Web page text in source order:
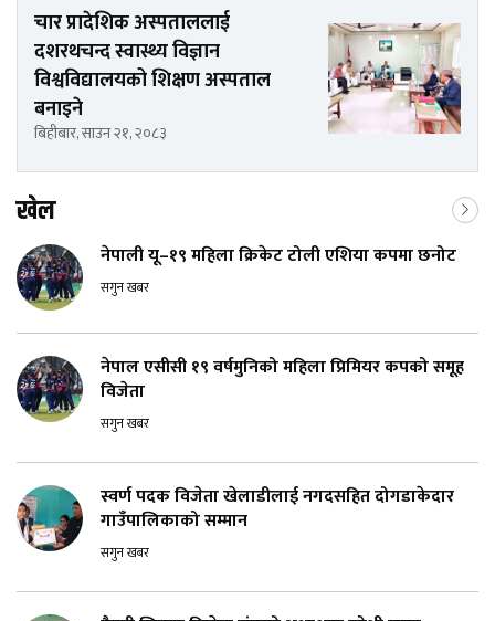
चार प्रादेशिक अस्पताललाई
दशरथचन्द स्वास्थ्य विज्ञान
विश्वविद्यालयको शिक्षण अस्पताल
बनाइने
बिहीबार, साउन २१, २०८३
खेल
नेपाली यू–१९ महिला क्रिकेट टोली एशिया कपमा छनोट
सगुन खबर
नेपाल एसीसी १९ वर्षमुनिको महिला प्रिमियर कपको समूह
विजेता
सगुन खबर
स्वर्ण पदक विजेता खेलाडीलाई नगदसहित दोगडाकेदार
गाउँपालिकाको सम्मान
सगुन खबर